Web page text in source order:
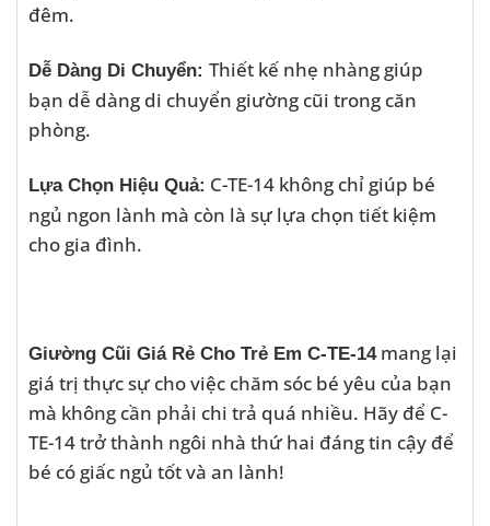
đêm.
Dễ Dàng Di Chuyển: Thiết kế nhẹ nhàng giúp
bạn dễ dàng di chuyển giường cũi trong căn
phòng.
Lựa Chọn Hiệu Quả: C-TE-14 không chỉ giúp bé
ngủ ngon lành mà còn là sự lựa chọn tiết kiệm
cho gia đình.
Giường Cũi Giá Rẻ Cho Trẻ Em C-TE-14mang lại
giá trị thực sự cho việc chăm sóc bé yêu của bạn
mà không cần phải chi trả quá nhiều. Hãy để C-
TE-14 trở thành ngôi nhà thứ hai đáng tin cậy để
bé có giấc ngủ tốt và an lành!